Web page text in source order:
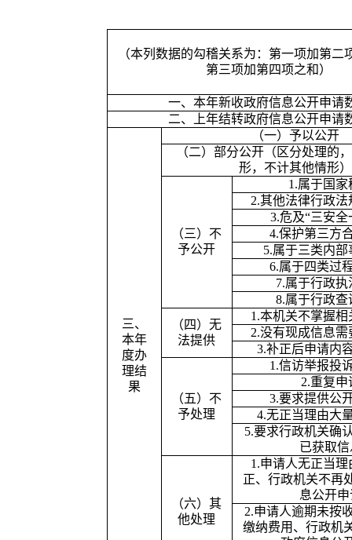
（本列数据的勾稽关系为：第一项加第二
第三项加第四项之和）
一、本年新收政府信息公开申请
二、上年结转政府信息公开申请
三、
本年
度办
理结
果
（一）予以公开
（二）部分公开（区分处理的
形，不计其他情形）
（三）不
予公开
1.属于国家
2.其他法律行政法
3.危及“三安全
4.保护第三方
5.属于三类内部
6.属于四类过
7.属于行政执
8.属于行政查
（四）无
法提供
1.本机关不掌握相
2.没有现成信息需
3.补正后申请内
（五）不
予处理
1.信访举报投
2.重复申
3.要求提供公
4.无正当理由大
5.要求行政机关确
已获取信
（六）其
他处理
1.申请人无正当理
正、行政机关不再
息公开申
2.申请人逾期未按
缴纳费用、行政机